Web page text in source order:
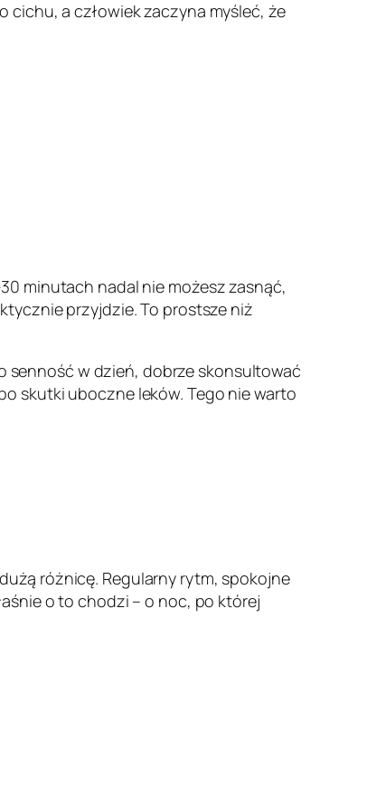
cichu, a człowiek zaczyna myśleć, że
minutach nadal nie możesz zasnąć,
przyjdzie. To prostsze niż
senność w dzień, dobrze skonsultować
skutki uboczne leków. Tego nie warto
różnicę. Regularny rytm, spokojne
o to chodzi – o noc, po której